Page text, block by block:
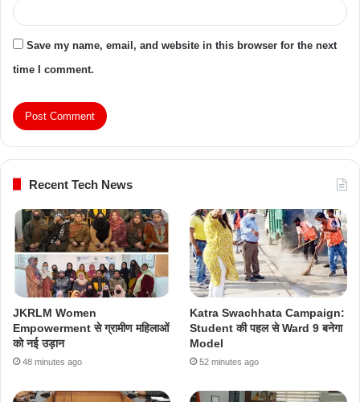
Save my name, email, and website in this browser for the next
time I comment.
Recent Tech News
JKRLM Women
Empowerment से ग्रामीण महिलाओं
को नई उड़ान
48 minutes ago
Katra Swachhata Campaign:
Student की पहल से Ward 9 बनेगा
Model
52 minutes ago